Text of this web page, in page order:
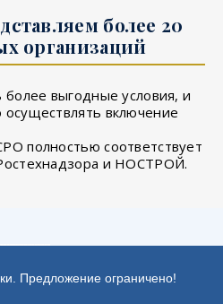
Предложение ограничено!
более 20
организаций
более выгодные условия, и
включение
полностью соответствует
и НОСТРОЙ.